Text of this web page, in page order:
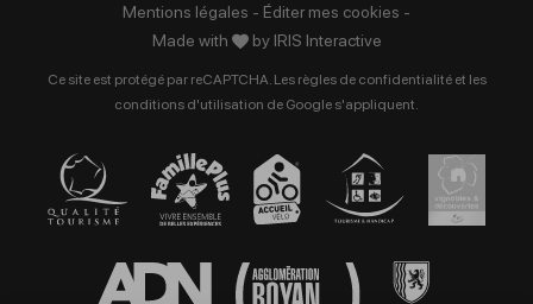
Mentions légales - Éditer mes cookies -
Made with
by IRIS Interactive
Ce site est protégé par reCAPTCHA. Les règles de confidentialitéet les
conditions d'utilisation de Google s'appliquent.